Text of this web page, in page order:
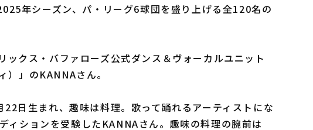
年シーズン、パ・リーグ6球団を盛り上げる全120名の
クス・バファローズ公式ダンス＆ヴォーカルユニット
）」のKANNAさん。
日生まれ、趣味は料理。歌って踊れるアーティストにな
ションを受験したKANNAさん。趣味の料理の腕前は